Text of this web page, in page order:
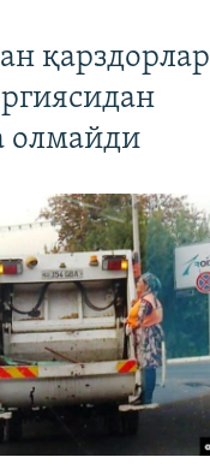
қарздорлар
олмайди